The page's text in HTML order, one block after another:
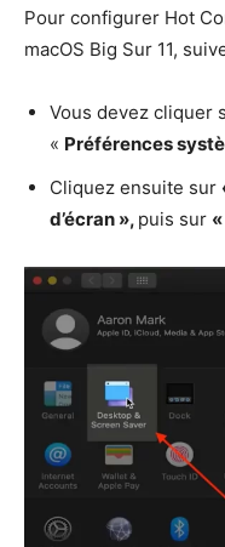
Pour configurer Hot
macOS Big Sur 11,
Vous devez cliquer
« Préférences
Cliquez ensuite sur
d’écran », puis sur